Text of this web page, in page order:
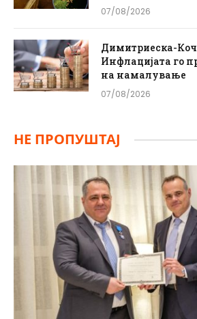
07/08/2026
Димитриеска-
Инфлацијата го
на намалување
07/08/2026
НЕ ПРОПУШТАЈ